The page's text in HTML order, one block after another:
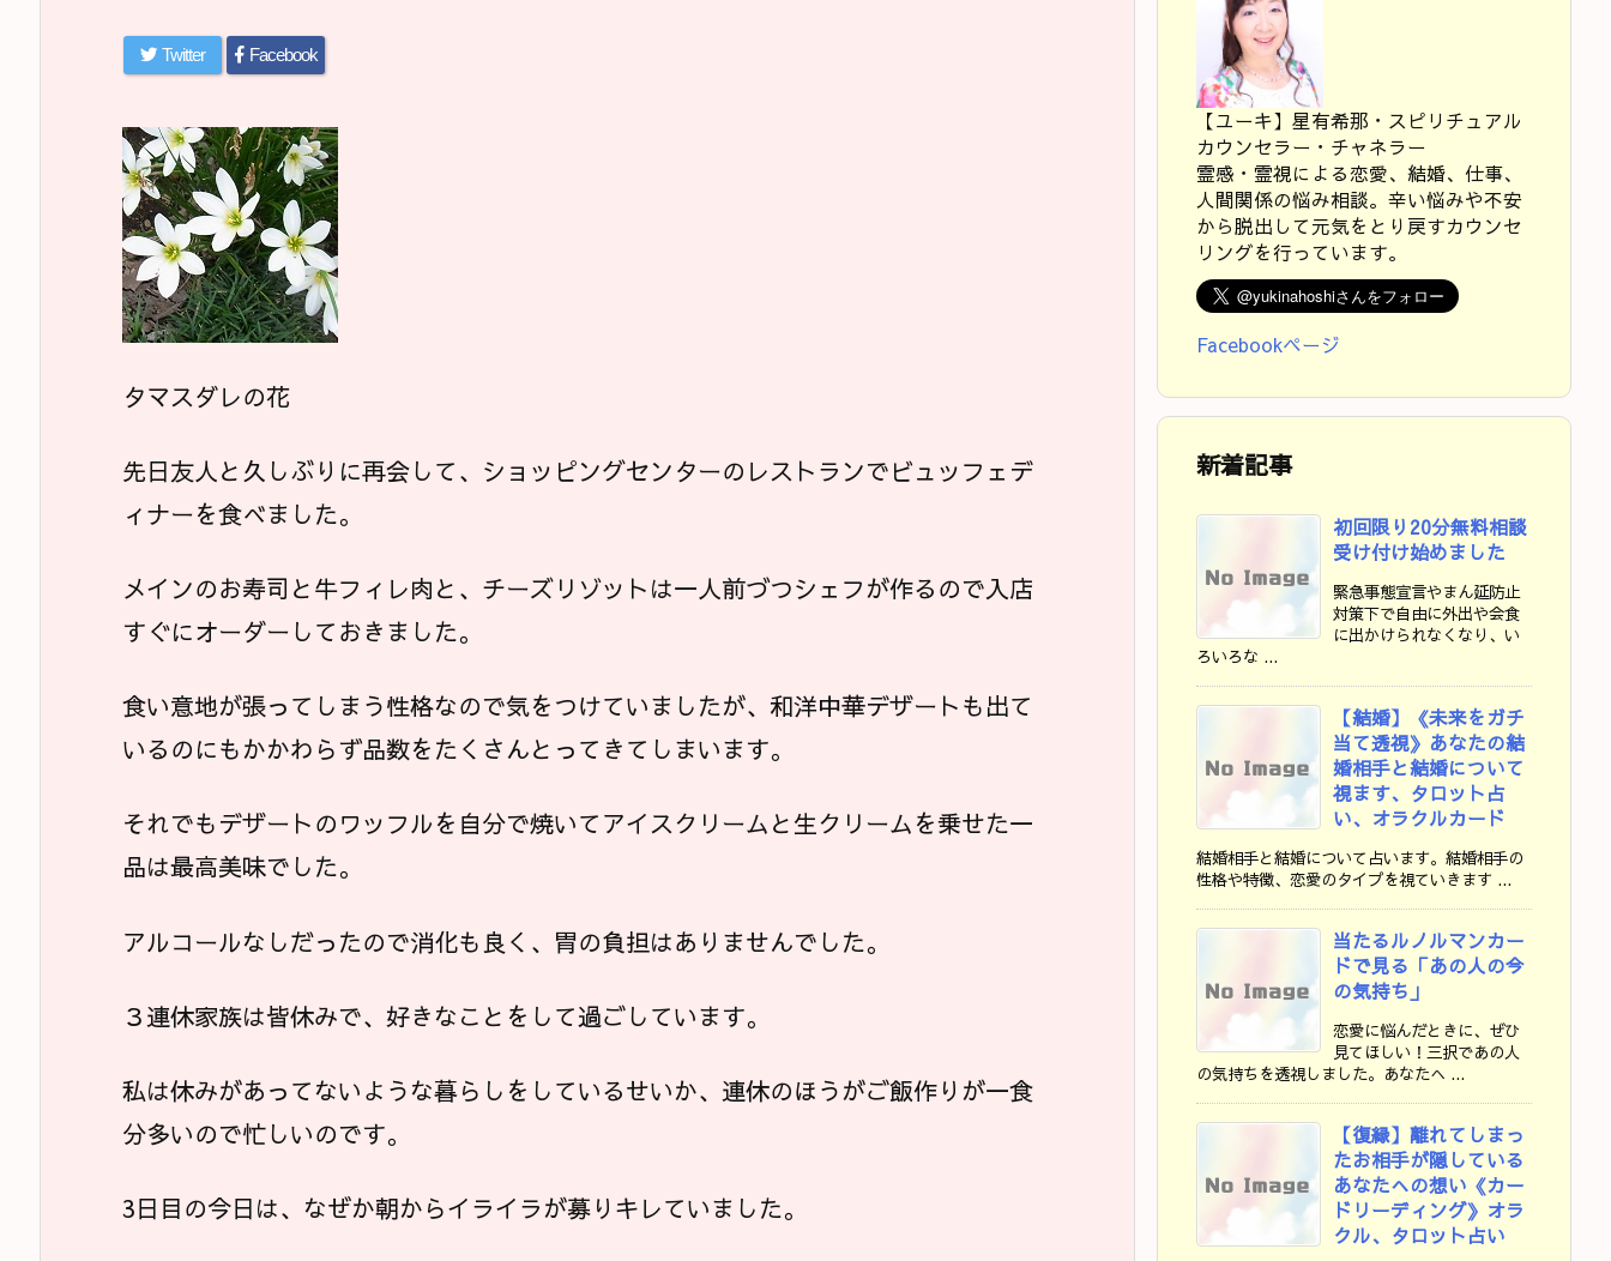
Twitter Facebook
タマスダレの花
先日友人と久しぶりに再会して、ショッピングセンターのレストランでビュッフェデ
ィナーを食べました。
メインのお寿司と牛フィレ肉と、チーズリゾットは一人前づつシェフが作るので入店
すぐにオーダーしておきました。
食い意地が張ってしまう性格なので気をつけていましたが、和洋中華デザートも出て
いるのにもかかわらず品数をたくさんとってきてしまいます。
それでもデザートのワッフルを自分で焼いてアイスクリームと生クリームを乗せた一
品は最高美味でした。
アルコールなしだったので消化も良く、胃の負担はありませんでした。
３連休家族は皆休みで、好きなことをして過ごしています。
私は休みがあってないような暮らしをしているせいか、連休のほうがご飯作りが一食
分多いので忙しいのです。
3日目の今日は、なぜか朝からイライラが募りキレていました。
【ユーキ】星有希那・スピリチュアル
カウンセラー・チャネラー
霊感・霊視による恋愛、結婚、仕事、
人間関係の悩み相談。辛い悩みや不安
から脱出して元気をとり戻すカウンセ
リングを行っています。
Facebookページ
新着記事
初回限り20分無料相談
受け付け始めました
緊急事態宣言やまん延防止
対策下で自由に外出や会食
に出かけられなくなり、い
ろいろな ...
【結婚】《未来をガチ
当て透視》あなたの結
婚相手と結婚について
視ます、タロット占
い、オラクルカード
結婚相手と結婚について占います。結婚相手の
性格や特徴、恋愛のタイプを視ていきます ...
当たるルノルマンカー
ドで見る「あの人の今
の気持ち」
恋愛に悩んだときに、ぜひ
見てほしい！三択であの人
の気持ちを透視しました。あなたへ ...
【復縁】離れてしまっ
たお相手が隠している
あなたへの想い《カー
ドリーディング》オラ
クル、タロット占い